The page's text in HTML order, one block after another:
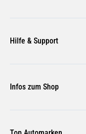
Unsere Jobs
Magazin
Hilfe & Support
Zahlungsmethoden
Versand & Lieferung
Rückgabe & Erstattung
Infos zum Shop